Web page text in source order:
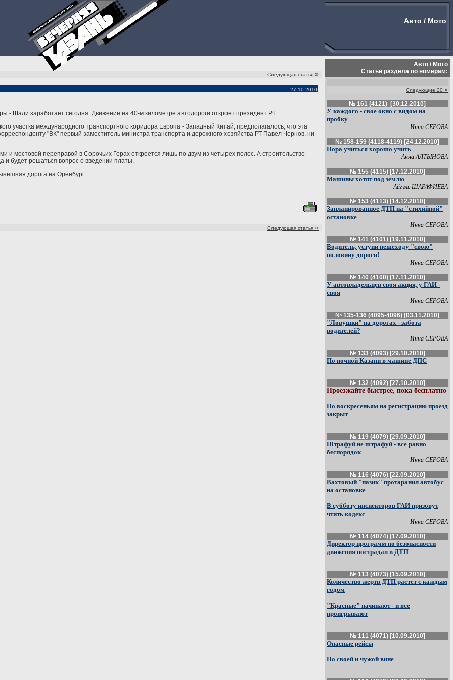
Авто / Мото
Следующая статья »
27.10.2010
Шали заработает сегодня. Движение на 40-м километре автодороги откроет президент РТ.
участка международного транспортного коридора Европа - Западный Китай, предполагалось, что эта
"ВК" первый заместитель министра транспорта и дорожного хозяйства РТ Павел Чернов, ни
и мостовой переправой в Сорочьих Горах откроется лишь по двум из четырех полос. А строительство
и будет решаться вопрос о введении платы.
дорога на Оренбург.
Следующая статья »
Авто / Мото
Статьи раздела по номерам:
Следующие 20 »
№ 161 (4121) [30.12.2010]
У каждого - свое окно с видом на
пробку
Инна СЕРОВА
№ 158-159 (4118-4119) [24.12.2010]
Пора учиться хорошо учить
Анна АЛТЫНОВА
№ 155 (4115) [17.12.2010]
Машины хотят под землю
Айгуль ШАРАФИЕВА
№ 153 (4113) [14.12.2010]
Запланированное ДТП на "стихийной"
остановке
Инна СЕРОВА
№ 141 (4101) [19.11.2010]
Водитель, уступи пешеходу "свою"
половину дороги!
Инна СЕРОВА
№ 140 (4100) [17.11.2010]
У автовладельцев своя акция, у ГАИ -
своя
Инна СЕРОВА
№ 135-136 (4095-4096) [03.11.2010]
"Ловушки" на дорогах - забота
водителей?
Инна СЕРОВА
№ 133 (4093) [29.10.2010]
По ночной Казани в машине ДПС
№ 132 (4092) [27.10.2010]
Проезжайте быстрее, пока бесплатно
По воскресеньям на регистрацию проезд
закрыт
№ 119 (4079) [29.09.2010]
Штрафуй не штрафуй - все равно
беспорядок
Инна СЕРОВА
№ 116 (4076) [22.09.2010]
Вахтовый "пазик" протаранил автобус
на остановке
В субботу инспекторов ГАИ призовут
чтить кодекс
Инна СЕРОВА
№ 114 (4074) [17.09.2010]
Директор программ по безопасности
движения пострадал в ДТП
№ 113 (4073) [15.09.2010]
Количество жертв ДТП растет с каждым
годом
"Красные" начинают - и все
проигрывают
№ 111 (4071) [10.09.2010]
Опасные рейсы
По своей и чужой вине